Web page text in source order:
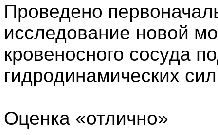
Проведено
исследование новой
кровеносного сосуда
гидродинамических
Оценка «отлично»